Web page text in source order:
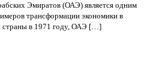
Эмиратов (ОАЭ) является одним
трансформации экономики в
страны в 1971 году, ОАЭ […]